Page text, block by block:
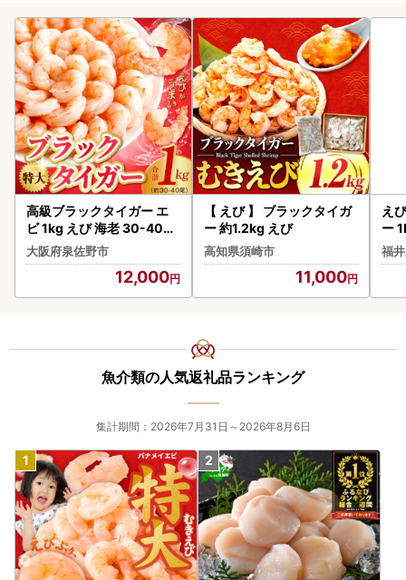
高級ブラックタイガー エ
ビ 1kg えび 海老 30-40尾
特大 背ワタなし
大阪府泉佐野市
12,000
【 えび 】 ブラックタイガ
ー 約1.2kg えび
高知県須崎市
11,000
え
ー
ビ
福
魚介類の人気返礼品ランキング
集計期間：2026年7月31日～2026年8月6日